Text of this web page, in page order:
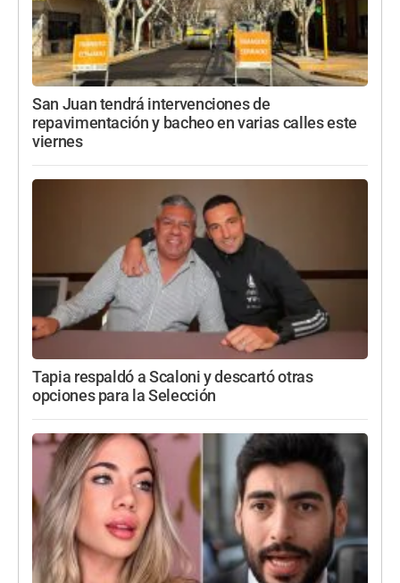
San Juan tendrá intervenciones de
repavimentación y bacheo en varias calles este
viernes
Tapia respaldó a Scaloni y descartó otras
opciones para la Selección